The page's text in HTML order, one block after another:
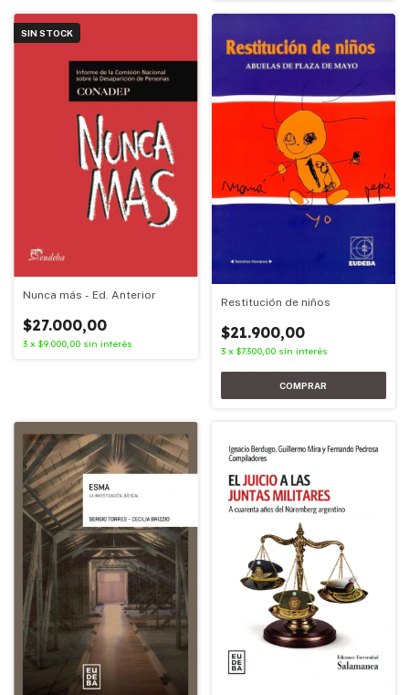
SIN STOCK
Nunca más - Ed. Anterior
$27.000,00
3 x $9.000,00 sin interés
Restitución de niños
$21.900,00
3 x $7.300,00 sin interés